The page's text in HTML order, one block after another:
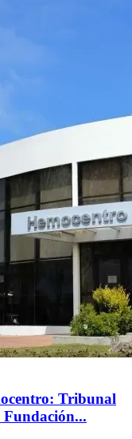
Tribunal
Fundación...